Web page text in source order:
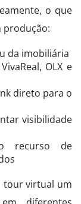
o que
produção:
da imobiliária
OLX e
direto para o
visibilidade
recurso de
tour virtual um